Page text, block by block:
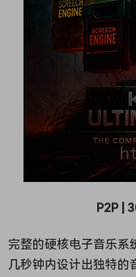
P2P |
完整的硬核电子音乐系
几秒钟内设计出独特的